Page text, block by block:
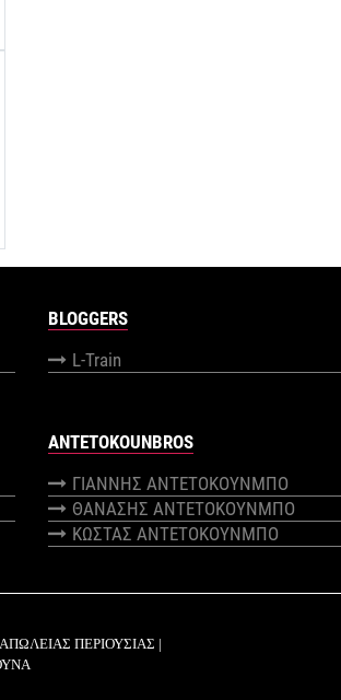
BLOGGERS
L-Train
ANTETOKOUNBROS
ΓΙΑΝΝΗΣ ΑΝΤΕΤΟΚΟΥΝΜΠΟ
ΘΑΝΑΣΗΣ ΑΝΤΕΤΟΚΟΥΝΜΠΟ
ΚΩΣΤΑΣ ΑΝΤΕΤΟΚΟΥΝΜΠΟ